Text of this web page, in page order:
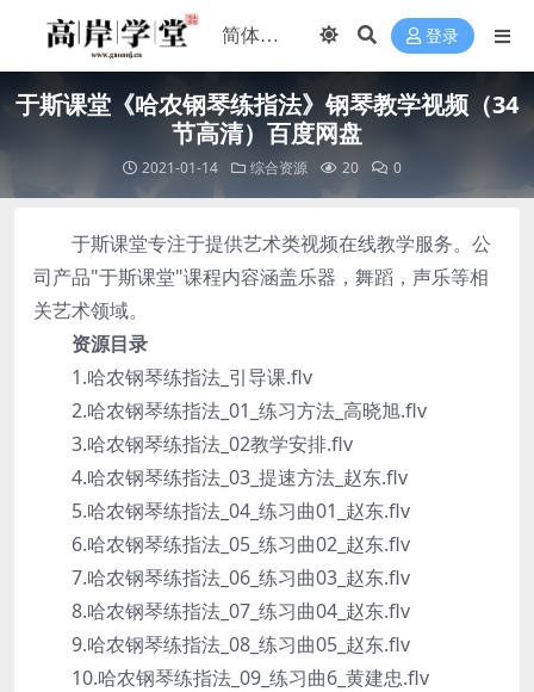
登录
于斯课堂《哈农钢琴练指法》钢琴教学视频（34
节高清）百度网盘
2021-01-14 综合资源 20 0
于斯课堂专注于提供艺术类视频在线教学服务。公
司产品"于斯课堂"课程内容涵盖乐器，舞蹈，声乐等相
关艺术领域。
资源目录
1.哈农钢琴练指法_引导课.flv
2.哈农钢琴练指法_01_练习方法_高晓旭.flv
3.哈农钢琴练指法_02教学安排.flv
4.哈农钢琴练指法_03_提速方法_赵东.flv
5.哈农钢琴练指法_04_练习曲01_赵东.flv
6.哈农钢琴练指法_05_练习曲02_赵东.flv
7.哈农钢琴练指法_06_练习曲03_赵东.flv
8.哈农钢琴练指法_07_练习曲04_赵东.flv
9.哈农钢琴练指法_08_练习曲05_赵东.flv
10.哈农钢琴练指法_09_练习曲6_黄建忠.flv